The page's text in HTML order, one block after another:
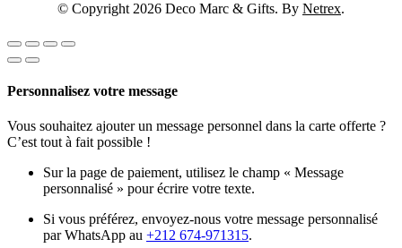
© Copyright 2026 Deco Marc & Gifts. By Netrex.
Personnalisez votre message
Vous souhaitez ajouter un message personnel dans la carte offerte ?
C’est tout à fait possible !
Sur la page de paiement, utilisez le champ « Message
personnalisé » pour écrire votre texte.
Si vous préférez, envoyez-nous votre message personnalisé
par WhatsApp au +212 674-971315.